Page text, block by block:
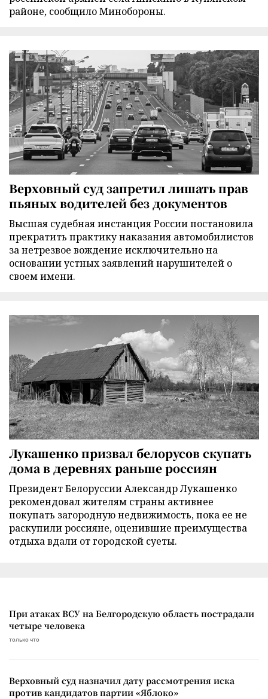
районе, сообщило Минобороны.
Верховный суд запретил лишать прав
пьяных водителей без документов
Высшая судебная инстанция России постановила
прекратить практику наказания автомобилистов
за нетрезвое вождение исключительно на
основании устных заявлений нарушителей о
своем имени.
Лукашенко призвал белорусов скупать
дома в деревнях раньше россиян
Президент Белоруссии Александр Лукашенко
рекомендовал жителям страны активнее
покупать загородную недвижимость, пока ее не
раскупили россияне, оценившие преимущества
отдыха вдали от городской суеты.
При атаках ВСУ на Белгородскую область пострадали
четыре человека
только что
Верховный суд назначил дату рассмотрения иска
против кандидатов партии «Яблоко»